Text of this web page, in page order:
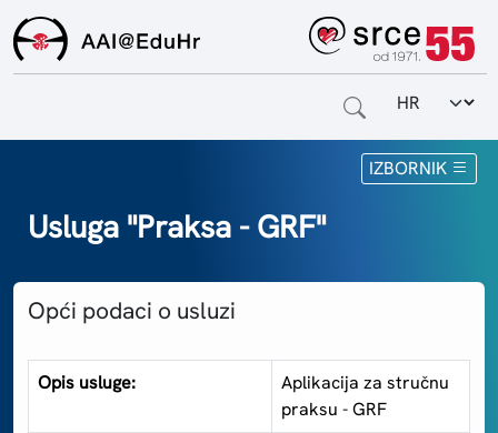
Odabir
IZBORNIK
Za krajnje korisnike
Za matične ustanove
O sustavu
Usluga "Praksa - GRF"
Opći podaci o usluzi
Opis usluge:
Aplikacija za stručnu
praksu - GRF